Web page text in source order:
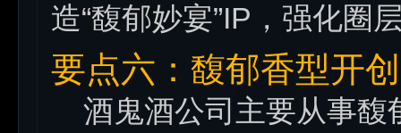
造“馥郁妙宴”IP，强化圈
要点六：馥郁香型开
酒鬼酒公司主要从事馥